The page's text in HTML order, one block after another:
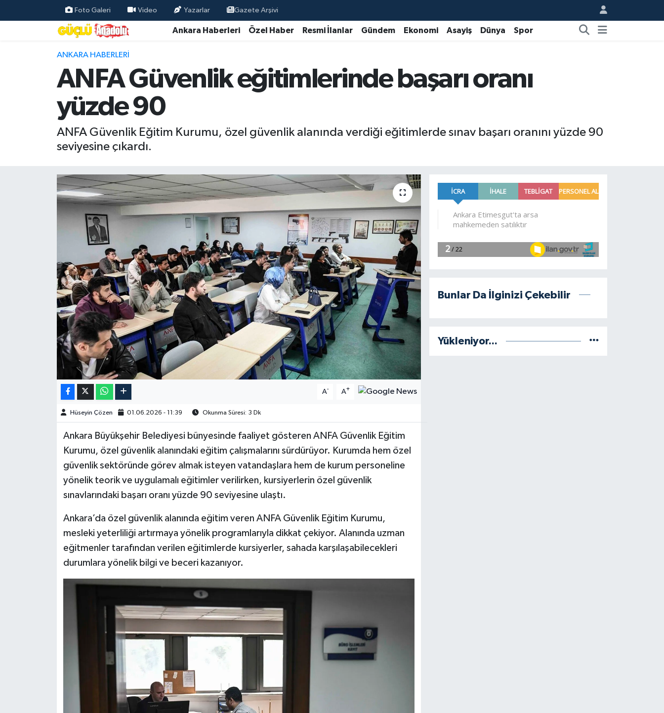
Foto Galeri Video Yazarlar Gazete Arşivi
Ankara Haberleri Özel Haber Resmi İlanlar Gündem Ekonomi Asayiş Dünya Spor
ANKARA HABERLERI
ANFA Güvenlik eğitimlerinde başarı oranı
yüzde 90
ANFA Güvenlik Eğitim Kurumu, özel güvenlik alanında verdiği eğitimlerde sınav başarı oranını yüzde 90
seviyesine çıkardı.
A- A+
Hüseyin Çözen 01.06.2026 - 11:39 Okunma Süresi: 3 Dk
Ankara Büyükşehir Belediyesi bünyesinde faaliyet gösteren ANFA Güvenlik Eğitim
Kurumu, özel güvenlik alanındaki eğitim çalışmalarını sürdürüyor. Kurumda hem özel
güvenlik sektöründe görev almak isteyen vatandaşlara hem de kurum personeline
yönelik teorik ve uygulamalı eğitimler verilirken, kursiyerlerin özel güvenlik
sınavlarındaki başarı oranı yüzde 90 seviyesine ulaştı.
Ankara’da özel güvenlik alanında eğitim veren ANFA Güvenlik Eğitim Kurumu,
mesleki yeterliliği artırmaya yönelik programlarıyla dikkat çekiyor. Alanında uzman
eğitmenler tarafından verilen eğitimlerde kursiyerler, sahada karşılaşabilecekleri
durumlara yönelik bilgi ve beceri kazanıyor.
Bunlar Da İlginizi Çekebilir
Yükleniyor...
Özel Haber
Resmi İlanlar
Ekonomi
Gündem
Burç Yorumları
Hava Durumu
Kim kimdir?
Kültür Sanat
Televizyon